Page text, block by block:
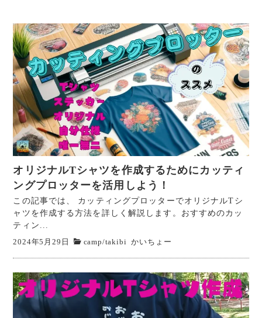
オリジナルTシャツを作成するためにカッティ
ングプロッターを活用しよう！
この記事では、 カッティングプロッターでオリジナルTシ
ャツを作成する方法を詳しく解説します。おすすめのカッ
ティン...
2024年5月29日 camp/takibi かいちょー